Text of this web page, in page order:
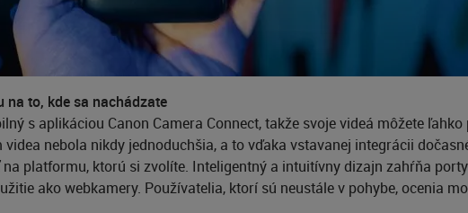
na to, kde sa nachádzate
s aplikáciou Canon Camera Connect, takže svoje videá môžete
nebola nikdy jednoduchšia, a to vďaka vstavanej integrácii
platformu, ktorú si zvolíte. Inteligentný a intuitívny dizajn zahŕňa
ako webkamery. Používatelia, ktorí sú neustále v pohybe, ocenia